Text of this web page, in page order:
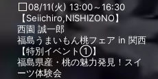
08/11(火) 13:00～16:30
【Seiichiro,NISHIZONO】
西園 誠一郎
福島うまいもん桃フェア in 関西
【特別イベント①】
福島県産・桃の魅力発見！スイ
ーツ体験会